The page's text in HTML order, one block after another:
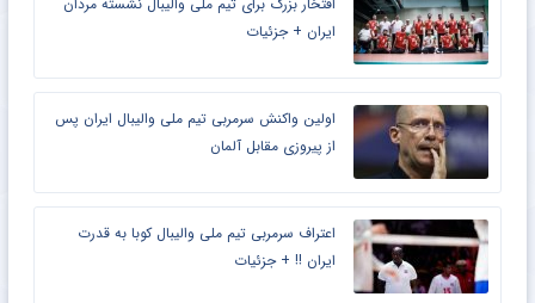
ایران + جزئیات
اولین واکنش سرمربی تیم ملی والیبال ایران پس
از پیروزی مقابل آلمان
اعتراف سرمربی تیم ملی والیبال کوبا به قدرت
ایران !! + جزئیات